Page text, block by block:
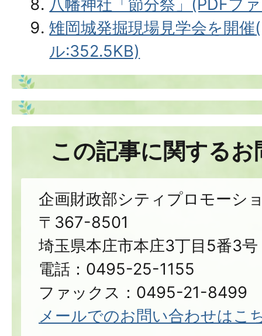
八幡神社「節分祭」(PDFフ
雉岡城発掘現場見学会を開催
ル:352.5KB)
この記事に関する
企画財政部シティプロモーシ
〒367-8501
埼玉県本庄市本庄3丁目5番3号
電話：0495-25-1155
ファックス：0495-21-8499
メールでのお問い合わせはこ